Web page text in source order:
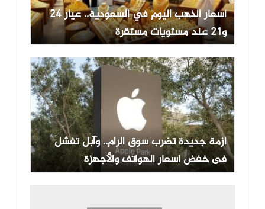
أسعار الذهب اليوم في السعودية.. عيار 24
و21 عند مستويات مستقرة
أزمة جديدة تضرب سوق الرام.. وآبل تفشل
فى خفض أسعار الهواتف والأجهزة